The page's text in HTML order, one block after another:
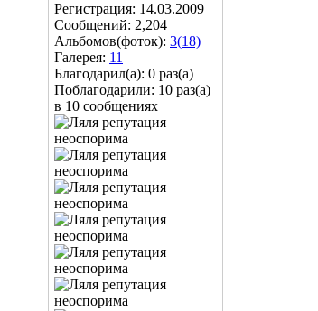
Регистрация: 14.03.2009
Сообщений: 2,204
Альбомов(фоток): 3(18)
Галерея: 11
Благодарил(а): 0 раз(а)
Поблагодарили: 10 раз(а)
в 10 сообщениях